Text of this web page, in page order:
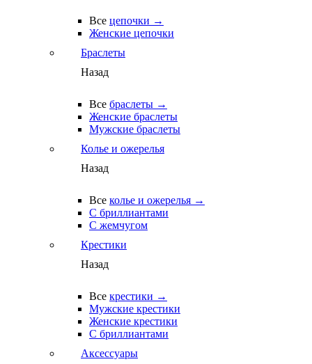
Все цепочки →
Женские цепочки
Браслеты
Назад
Все браслеты →
Женские браслеты
Мужские браслеты
Колье и ожерелья
Назад
Все колье и ожерелья →
С бриллиантами
С жемчугом
Крестики
Назад
Все крестики →
Мужские крестики
Женские крестики
С бриллиантами
Аксессуары